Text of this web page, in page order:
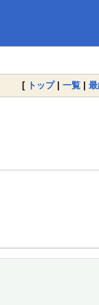
[ トップ| 一覧 |